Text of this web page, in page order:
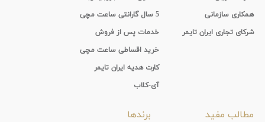
همکاری سازمانی
شرکای تجاری ایران تایمر
5 سال گارانتی ساعت مچی
خدمات پس از فروش
خرید اقساطی ساعت مچی
کارت هدیه ایران تایمر
آی-کلاب
مطالب مفید برندها